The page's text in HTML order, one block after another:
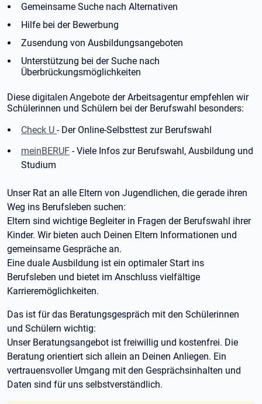
Gemeinsame Suche nach Alternativen
Hilfe bei der Bewerbung
Zusendung von Ausbildungsangeboten
Unterstützung bei der Suche nach
Überbrückungsmöglichkeiten
Diese digitalen Angebote der Arbeitsagentur empfehlen wir
Schülerinnen und Schülern bei der Berufswahl besonders:
Check U - Der Online-Selbsttest zur Berufswahl
meinBERUF - Viele Infos zur Berufswahl, Ausbildung und
Studium
Unser Rat an alle Eltern von Jugendlichen, die gerade ihren
Weg ins Berufsleben suchen:
Eltern sind wichtige Begleiter in Fragen der Berufswahl ihrer
Kinder. Wir bieten auch Deinen Eltern Informationen und
gemeinsame Gespräche an.
Eine duale Ausbildung ist ein optimaler Start ins
Berufsleben und bietet im Anschluss vielfältige
Karrieremöglichkeiten.
Das ist für das Beratungsgespräch mit den Schülerinnen
und Schülern wichtig:
Unser Beratungsangebot ist freiwillig und kostenfrei. Die
Beratung orientiert sich allein an Deinen Anliegen. Ein
vertrauensvoller Umgang mit den Gesprächsinhalten und
Daten sind für uns selbstverständlich.